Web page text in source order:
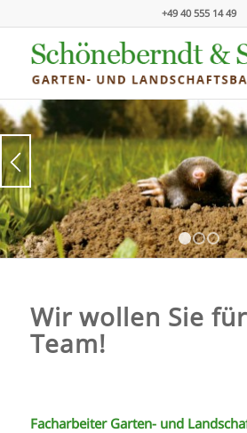
+49 40 555 14 49
Wir wollen Sie
Team!
Facharbeiter Garten- und